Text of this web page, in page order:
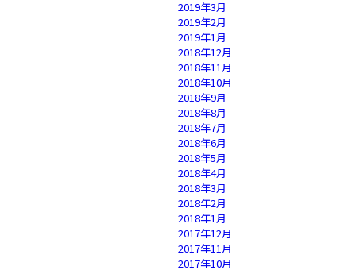
2019年3月
2019年2月
2019年1月
2018年12月
2018年11月
2018年10月
2018年9月
2018年8月
2018年7月
2018年6月
2018年5月
2018年4月
2018年3月
2018年2月
2018年1月
2017年12月
2017年11月
2017年10月